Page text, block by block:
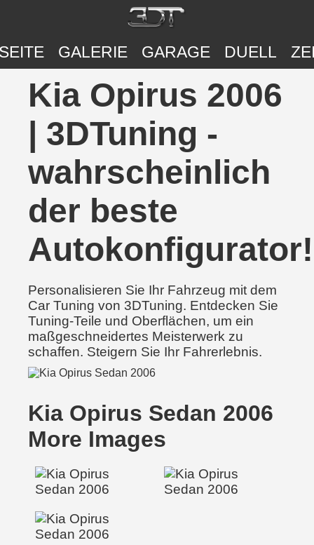
GALERIE GARAGE DUELL
Kia Opirus 2006
| 3DTuning -
wahrscheinlich
der beste
Autokonfigurator!
Personalisieren Sie Ihr Fahrzeug mit dem
Car Tuning von 3DTuning. Entdecken Sie
Tuning-Teile und Oberflächen, um ein
maßgeschneidertes Meisterwerk zu
schaffen. Steigern Sie Ihr Fahrerlebnis.
Kia Opirus Sedan 2006
More Images